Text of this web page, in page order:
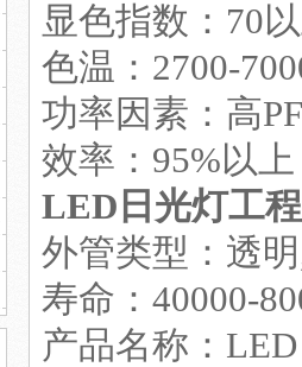
显色指数：70
色温：2700-
功率因素：高
效率：95%以上
LED日光灯工程
外管类型：透
寿命：40000-
产品名称：